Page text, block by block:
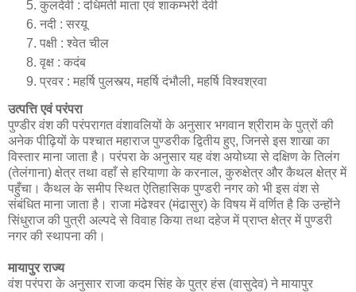
कुलदेवी : दधिमती माता एवं शाकम्भरी देवी
नदी : सरयू
पक्षी : श्वेत चील
वृक्ष : कदंब
प्रवर : महर्षि पुलस्त्य, महर्षि दंभौली, महर्षि विश्वश्रवा
उत्पत्ति एवं परंपरा
पुण्डीर वंश की परंपरागत वंशावलियों के अनुसार भगवान श्रीराम के पुत्रों की
अनेक पीढ़ियों के पश्चात महाराज पुण्डरीक द्वितीय हुए, जिनसे इस शाखा का
विस्तार माना जाता है। परंपरा के अनुसार यह वंश अयोध्या से दक्षिण के तिलंग
(तेलंगाना) क्षेत्र तथा वहाँ से हरियाणा के करनाल, कुरुक्षेत्र और कैथल क्षेत्र में
पहुँचा। कैथल के समीप स्थित ऐतिहासिक पुण्डरी नगर को भी इस वंश से
संबंधित माना जाता है। राजा मंढेश्वर (मंढासुर) के विषय में वर्णित है कि उन्होंने
सिंधुराज की पुत्री अल्पदे से विवाह किया तथा दहेज में प्राप्त क्षेत्र में पुण्डरी
नगर की स्थापना की।
मायापुर राज्य
वंश परंपरा के अनुसार राजा कदम सिंह के पुत्र हंस (वासुदेव) ने मायापुर